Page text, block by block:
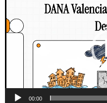
vídeo
00:00